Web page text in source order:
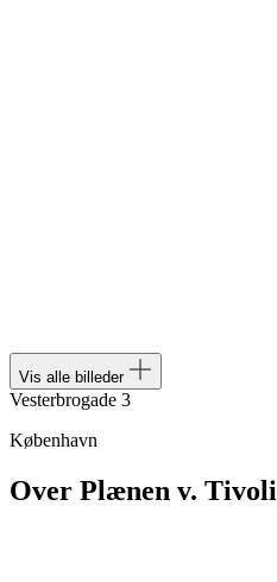
Vis alle billeder
Vesterbrogade 3
København
Over Plænen v. Tivoli